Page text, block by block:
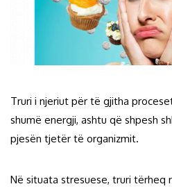
Truri i njeriut për të gjitha
shumë energji, ashtu që shpesh
pjesën tjetër të organizmit.
Në situata stresuese, truri tërheq